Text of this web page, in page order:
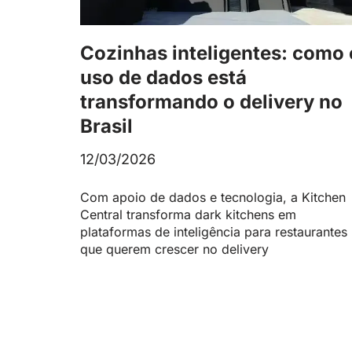
Cozinhas inteligentes: como
uso de dados está
transformando o delivery no
Brasil
12/03/2026
Com apoio de dados e tecnologia, a Kitchen
Central transforma dark kitchens em
plataformas de inteligência para restaurantes
que querem crescer no delivery